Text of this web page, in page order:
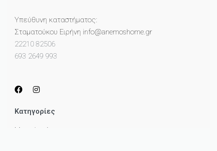
Υπεύθυνη καταστήματος:
Σταματούκου Ειρήνη info@anemoshome.gr
22210 82506
693 2649 993
Κατηγορίες
Μικροέπιπλα